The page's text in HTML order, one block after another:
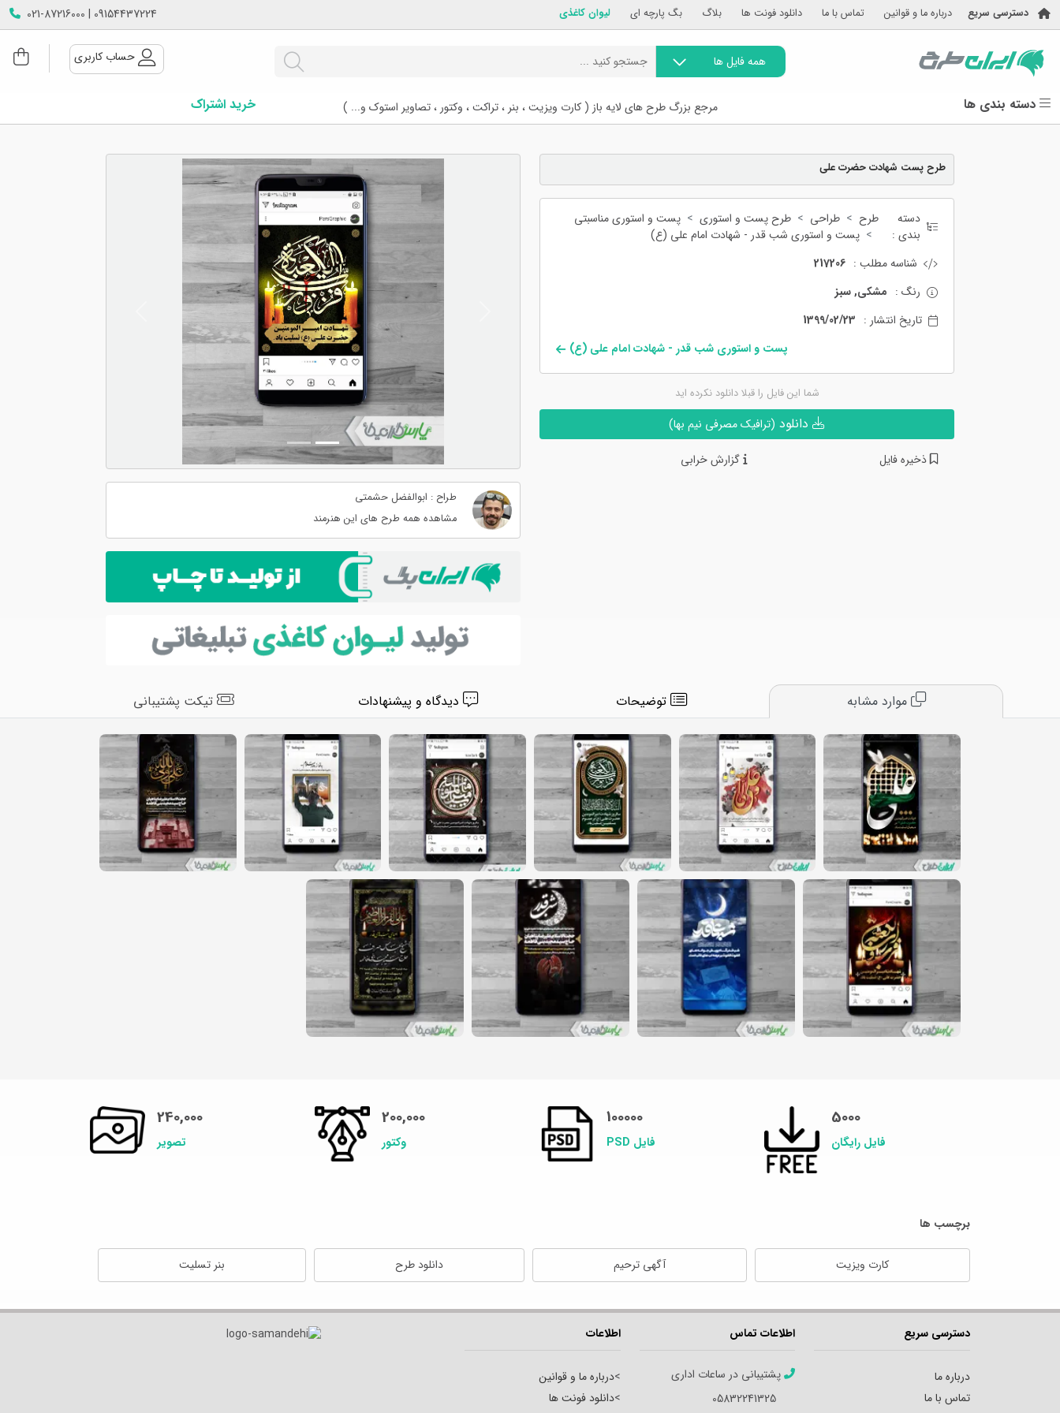
دسترسی سریع درباره ما و قوانین تماس با ما دانلود فونت ها بلاگ بگ پارچه ای لیوان کاغذی 09154437224 | 021-87216000
همه فایل ها حساب کاربری
دسته بندی ها مرجع بزرگ طرح های لایه باز ( کارت ویزیت ، بنر ، تراکت ، وکتور ، تصاویر استوک و... ) خرید اشتراک
طرح پست شهادت حضرت علی
دسته
بندی :
طرح طراحی طرح پست و استوری
پست و استوری مناسبتی
پست و استوری شب قدر - شهادت امام علی (ع)
شناسه مطلب : 217206
رنگ : مشکی, سبز
تاریخ انتشار : 1399/02/23
پست و استوری شب قدر - شهادت امام علی (ع)
شما این فایل را قبلا دانلود نکرده اید
(ترافیک مصرفی نیم بها)
ذخیره فایل گزارش خرابی
طراح : ابوالفضل حشمتی
مشاهده همه طرح های این هنرمند
موارد مشابه تیکت پشتیبانی
5000
فایل رایگان
100000
فایل PSD
200,000
وکتور
240,000
تصویر
برچسب ها
کارت ویزیت آگهی ترحیم دانلود طرح بنر تسلیت
دسترسی سریع
درباره ما
تماس با ما
اطلاعات تماس
پشتیبانی در ساعات اداری
05832241325
اطلاعات
>درباره ما و قوانین
>دانلود فونت ها